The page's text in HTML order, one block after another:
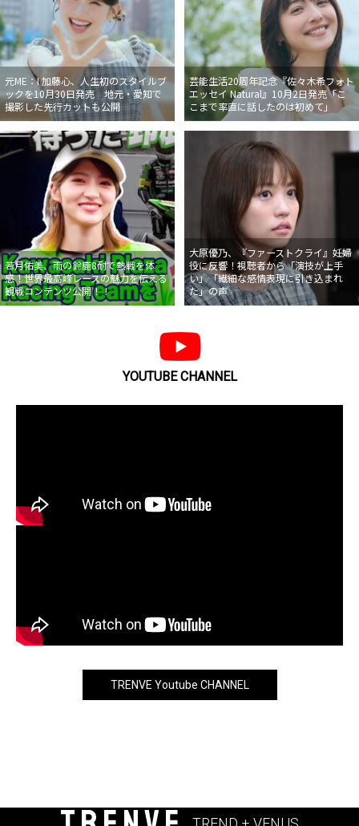
元ME：I 加藤心、人生初のスタイルブ
ックを10月30日発売 地元・愛知で
撮影した先行カットも公開
芸能生活20周年記念『佐々木希フォト
エッセイ Natural』10月2日発売「こ
こまで率直に話したのは初めて」
若月佑美、雨の鈴鹿8耐で熱戦を体
感！世界最高峰レースの魅力を伝える
観戦コンテンツ公開！！
大原優乃、『ファーストクライ』妊婦
役に反響！視聴者から「演技が上手
い」「繊細な感情表現に引き込まれ
た」の声
YOUTUBE CHANNEL
TRENVE Youtube CHANNEL